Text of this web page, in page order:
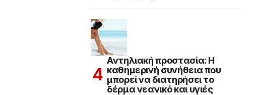
Αντηλιακή προστασία: Η
καθημερινή συνήθεια που
μπορεί να διατηρήσει το
δέρμα νεανικό και υγιές